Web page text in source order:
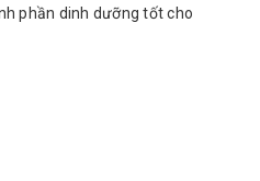
phần dinh dưỡng tốt cho